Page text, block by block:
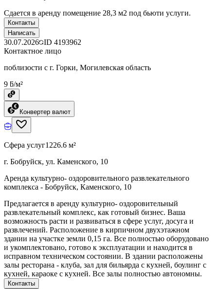
Сдается в аренду помещение 28,3 м2 под бьюти услуги.
Контакты
Написать
30.07.2026 ID 4193962
Контактное лицо
поблизости с г. Горки, Могилевская область
9 ƃ/м²
Конвертер валют
Сфера услуг1226.6 м²
г. Бобруйск, ул. Каменского, 10
Аренда культурно- оздоровительного развлекательного
комплекса - Бобруйск, Каменского, 10
Предлагается в аренду культурно- оздоровительный
развлекательный комплекс, как готовый бизнес. Ваша
возможность расти и развиваться в сфере услуг, досуга и
развлечений. Расположение в кирпичном двухэтажном
здании на участке земли 0,15 га. Все полностью оборудовано
и укомплектовано, готово к эксплуатации и находится в
исправном техническом состоянии. В здании расположены
залы ресторана - клуба, зал для бильярда с кухней, боулинг с
кухней, караоке с кухней. Все залы полностью автономны.
Контакты